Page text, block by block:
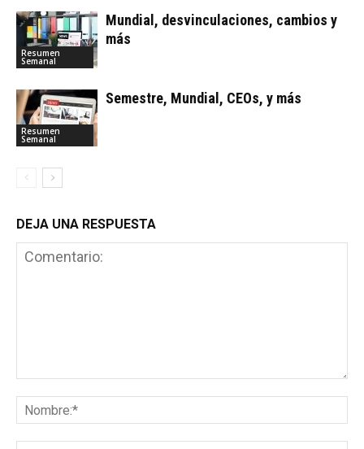
Resumen
Semanal
Mundial, desvinculaciones, cambios y
más
Resumen
Semanal
Semestre, Mundial, CEOs, y más
DEJA UNA RESPUESTA